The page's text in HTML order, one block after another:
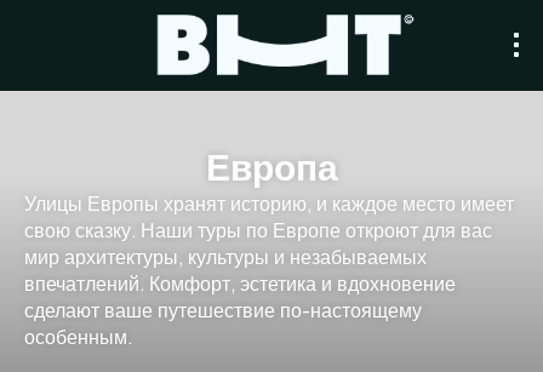
Европа
Улицы Европы хранят историю, и каждое место имеет
свою сказку. Наши туры по Европе откроют для вас
мир архитектуры, культуры и незабываемых
впечатлений. Комфорт, эстетика и вдохновение
сделают ваше путешествие по-настоящему
особенным.